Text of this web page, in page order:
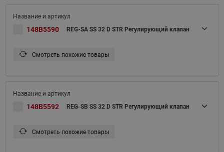
148B5590 REG-SA SS 32 D STR Регулирующий клапан
Смотреть похожие товары
148B5592 REG-SB SS 32 D STR Регулирующий клапан
Смотреть похожие товары